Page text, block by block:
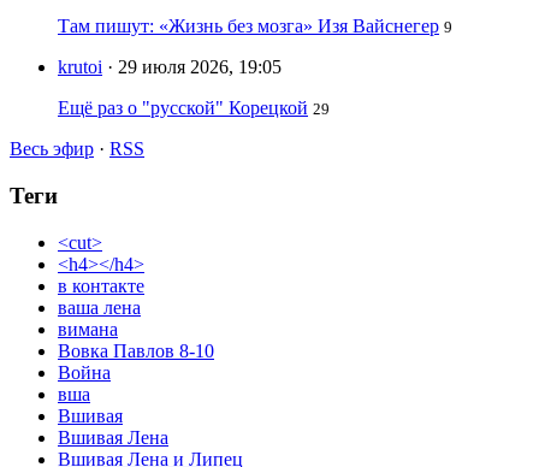
Там пишут: «Жизнь без мозга» Изя Вайснегер 9
krutoi · 29 июля 2026, 19:05
Ещё раз о "русской" Корецкой 29
Весь эфир · RSS
Теги
<cut>
<h4></h4>
в контакте
ваша лена
вимана
Вовка Павлов 8-10
Война
вша
Вшивая
Вшивая Лена
Вшивая Лена и Липец